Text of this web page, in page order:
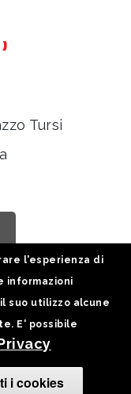
Tursi
l'esperienza di
informazioni
suo utilizzo alcune
E' possibile
i cookies